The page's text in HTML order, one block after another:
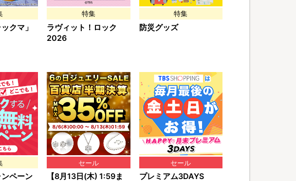
クマ」
特集
ラヴィット！ロック
2026
特集
防災グッズ
ペーン
セール
【8月13日(木) 1:59ま
セール
プレミアム3DAYS